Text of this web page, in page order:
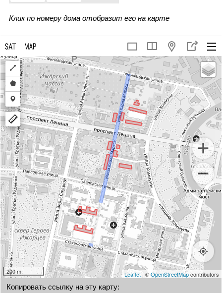
Клик по номеру дома отобразит его на карте
Draw
a
polyline
Draw
a
polygon
Draw
a
marker
200 m Leaflet| ©OpenStreetMapcontributors
Копировать ссылку на эту карту: